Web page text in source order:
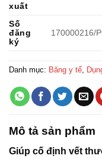
xuất
Số
đăng
ký
170000216/
Danh mục: Băng y tế
Mô tả sản phẩm
Giúp cố định vết